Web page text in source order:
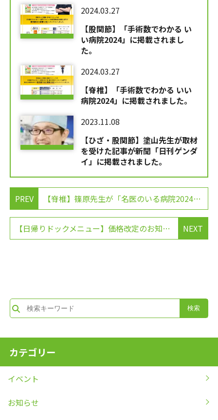
2024.03.27
【股関節】「手術数でわかる い
い病院2024」に掲載されまし
た。
2024.03.27
【脊椎】「手術数でわかる いい
病院2024」に掲載されました。
2023.11.08
【ひざ・股関節】塗山先生が取材
を受けた記事が新聞「日刊ゲンダ
イ」に掲載されました。
PREV 【脊椎】篠原先生が「名医のいる病院2024」に掲載されました。
NEXT
【日帰りドックメニュー】価格改定のお知らせ
カテゴリー
イベント
お知らせ